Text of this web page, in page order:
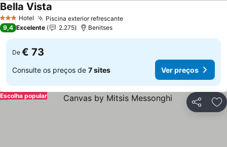
3 EstrelasHotel Piscina exterior refrescante
Bella Vista
9,4 Excelente 2.275 Benitses
De € 73
Consulte os preços de 7 sites Ver preços
Partilhar
Escolha popular